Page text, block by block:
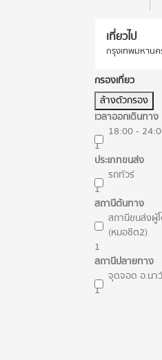
เที่ยวไป
กรุงเทพมหาน
กรองเที่ยว
ล้างตัวกรอง
เวลาออกเดินทาง
18:00 -
1
ประเภทขนส่ง
รถทัวร์
1
สถานีต้นทาง
สถานีขนส่งผู้
(หมอชิต2)
1
สถานีปลายทาง
จุดจอด อ.นา
1